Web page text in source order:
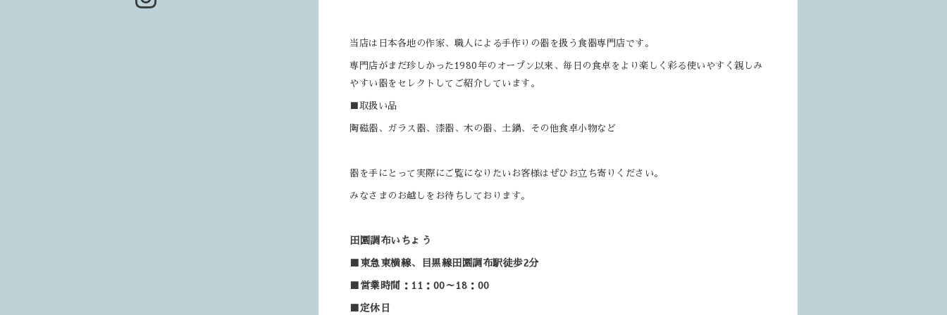
当店は日本各地の作家、職人による手作りの器を扱う食器専門店です。
専門店がまだ珍しかった 1980年のオープン以来、毎日の食卓をより楽しく彩る使いやすく親しみ
やすい器をセレクトしてご紹介しています。
■取扱い品
陶磁器、ガラス器、漆器、木の器、土鍋、その他食卓小物など
器を手にとって実際にご覧になりたいお客様はぜひお立ち寄りください。
みなさまのお越しをお待ちしております。
田園調布いちょう
■東急東横線、目黒線田園調布駅徒歩2分
営業時間： 11 ： 00 ～ 18 ： 00
■定休日